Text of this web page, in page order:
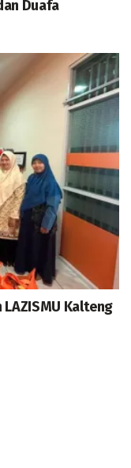
Duafa
LAZISMU Kalteng